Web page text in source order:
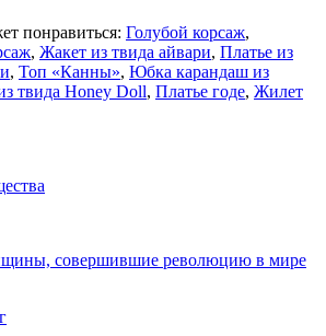
понравиться: Голубой корсаж,
, Жакет из твида айвари, Платье из
, Топ «Канны», Юбка карандаш из
твида Honey Doll, Платье годе, Жилет
совершившие революцию в мире